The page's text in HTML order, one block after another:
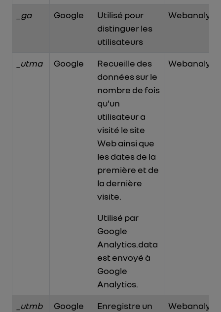
_ga Google
Utilisé pour
distinguer les
utilisateurs
_utma Google
Recueille des
données sur le
nombre de fois
qu'un
utilisateur a
visité le site
Web ainsi que
les dates de la
première et de
la dernière
visite.
Utilisé par
Google
Analytics.data
est envoyé à
Google
Analytics.
_utmb Google
Enregistre un